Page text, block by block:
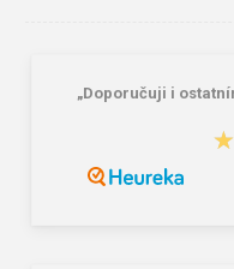
Procera ZEUS Pracovní
„Doporučuji i